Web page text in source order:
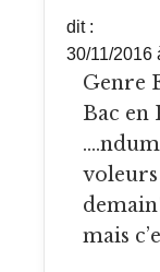
dit :
30/11/2016
Genre Enoce Gapero (3è année
Bac en
mais